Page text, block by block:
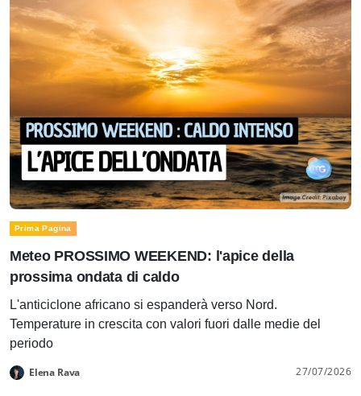
Prima Pagina
Meteo PROSSIMO WEEKEND: l'apice della
prossima ondata di caldo
L'anticiclone africano si espanderà verso Nord.
Temperature in crescita con valori fuori dalle medie del
periodo
Elena Rava 27/07/2026